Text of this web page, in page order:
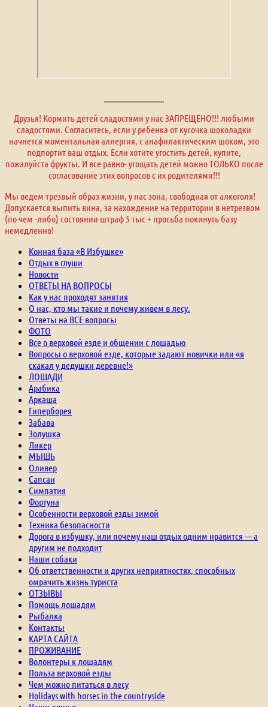
Друзья! Кормить детей сладостями у нас ЗАПРЕЩЕНО!!! любыми
сладостями. Согласитесь, если у ребенка от кусочка шоколадки
начнется моментальная аллергия, с анафилактическим шоком, это
подпортит ваш отдых. Если хотите угостить детей, купите,
пожалуйста фрукты. И все равно- угощать детей можно ТОЛЬКО после
согласование этих вопросов с их родителями!!!
Мы ведем трезвый образ жизни, у нас зона, свободная от алкоголя!
Допускается выпить вина, за нахождение на территории в нетрезвом
(по чем -либо) состоянии штраф 5 тыс + просьба покинуть базу
немедленно!
Конная база «В Избушке»
Отдых в глуши
Новости
ОТВЕТЫ НА ВОПРОСЫ
Как у нас проходят занятия
О нас, кто мы такие и почему живем в лесу.
Ответы на ВСЕ вопросы
ФОТО
Все о верховой езде и общении с лошадью
Вопросы о верховой езде, которые задают новички или «я
скакал у дедушки деревне!»
ЛОШАДИ
Арабика
Аркаша
Гиперборея
Забава
Золушка
Ликер
МЫШЬ
Оливер
Сапсан
Симпатия
Фортуна
Особенности верховой езды зимой
Техника безопасности
Дорога в избушку, или почему наш отдых одним нравится — а
другим не подходит
Наши собаки
Об ответственности и других неприятностях, способных
омрачить жизнь туриста
ОТЗЫВЫ
Помощь лошадям
Рыбалка
Контакты
КАРТА САЙТА
ПРОЖИВАНИЕ
Волонтеры к лошадям
Польза верховой езды
Чем можно питаться в лесу
Holidays with horses in the countryside